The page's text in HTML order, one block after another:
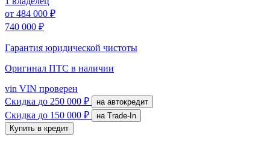
от 484 000 ₽
740 000 ₽
Гарантия юридической чистоты
Оригинал ПТС в наличии
vin VIN проверен
Скидка до 250 000 ₽ на автокредит
Скидка до 150 000 ₽
на Trade-In
Купить в кредит